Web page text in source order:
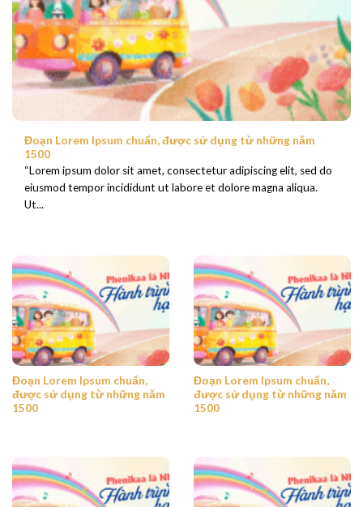
Đoạn Lorem Ipsum chuẩn, được sử dụng từ những năm
1500
“Lorem ipsum dolor sit amet, consectetur adipiscing elit, sed do
eiusmod tempor incididunt ut labore et dolore magna aliqua.
Ut...
Đoạn Lorem Ipsum chuẩn,
được sử dụng từ những năm
1500
Đoạn Lorem Ipsum chuẩn,
được sử dụng từ những năm
1500